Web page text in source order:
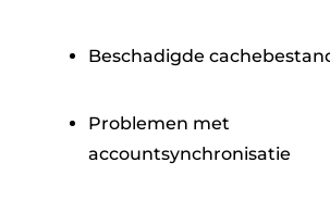
Beschadigde
Problemen met
accountsynchronisatie